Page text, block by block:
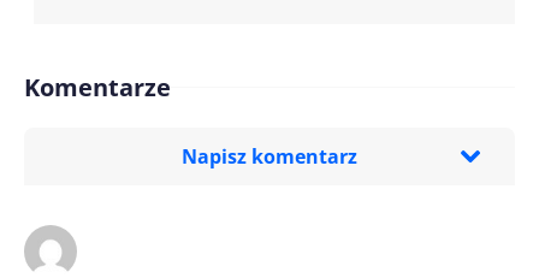
Komentarze
Napisz komentarz
Imię/ Nick*